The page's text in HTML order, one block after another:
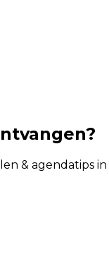
& agendatips in